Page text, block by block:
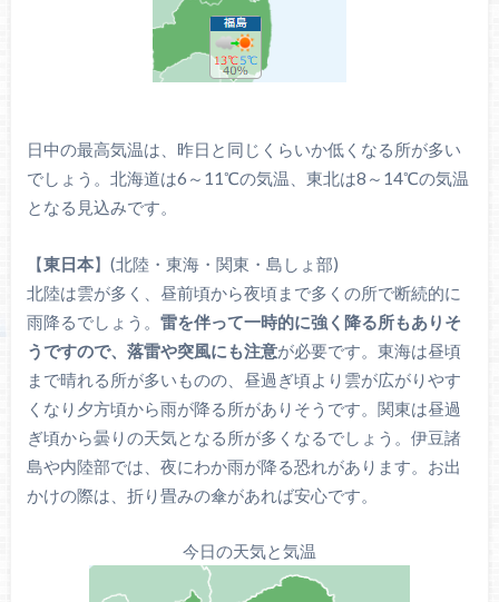
日中の最高気温は、昨日と同じくらいか低くなる所が多い
でしょう。北海道は6～11℃の気温、東北は8～14℃の気温
となる見込みです。
【東日本】(北陸・東海・関東・島しょ部)
北陸は雲が多く、昼前頃から夜頃まで多くの所で断続的に
雨降るでしょう。 雷を伴って一時的に強く降る所もありそ
うですので、落雷や突風にも注意が必要です。東海は昼頃
まで晴れる所が多いものの、昼過ぎ頃より雲が広がりやす
くなり夕方頃から雨が降る所がありそうです。関東は昼過
ぎ頃から曇りの天気となる所が多くなるでしょう。伊豆諸
島や内陸部では、夜にわか雨が降る恐れがあります。お出
かけの際は、折り畳みの傘があれば安心です。
今日の天気と気温